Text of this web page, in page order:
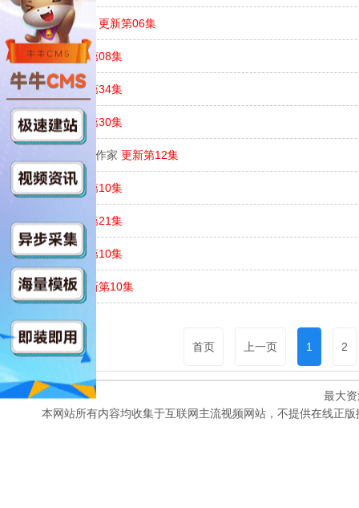
我的老婆是枪神 更新第06集
追逐爱情 更新第08集
玩火玫瑰更新第34集
恶虎情歌更新第30集
我的爷爷是耽美作家 更新第12集
宿敌恋人更新第10集
泰版跑男更新第21集
老派男友更新第10集
疯狂的爱情更新第10集
首页 上一页 1 2
最大
本网站所有内容均收集于互联网主流视频网站，不提供在线正